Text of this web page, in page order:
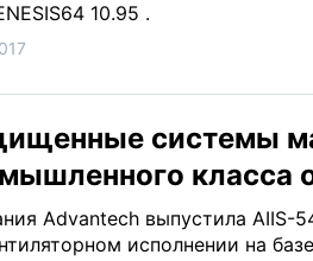
10.95 .
системы
класса
Advantech выпустила
исполнении на